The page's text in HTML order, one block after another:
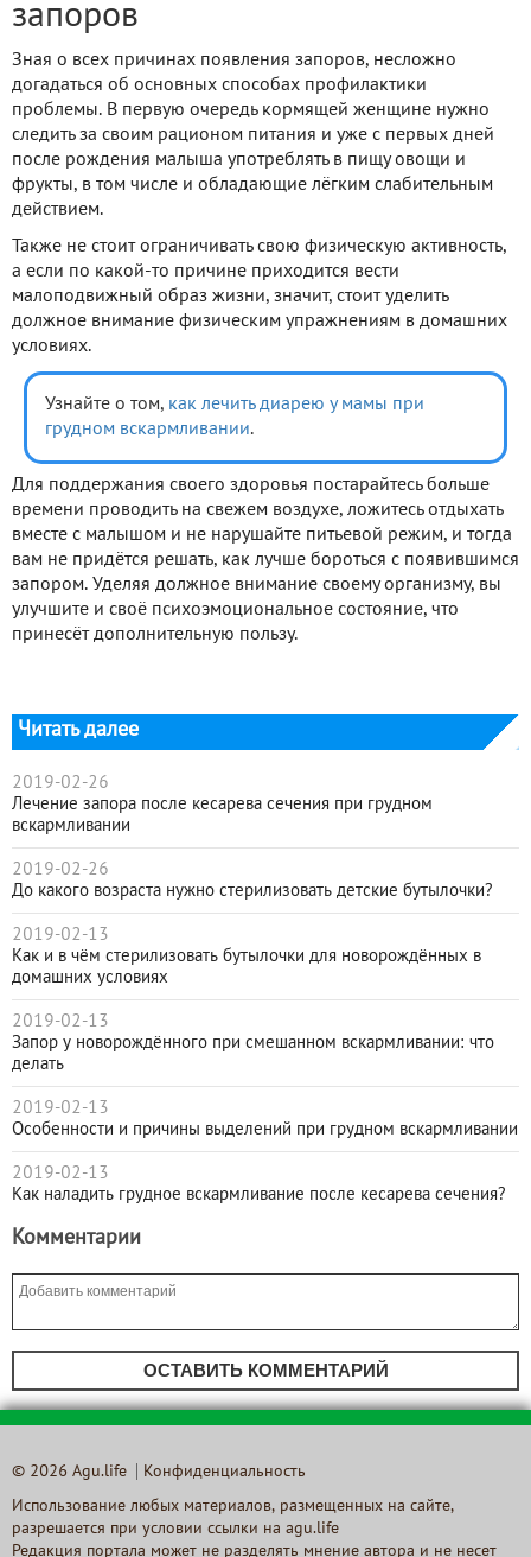
запоров
Зная о всех причинах появления запоров, несложно
догадаться об основных способах профилактики
проблемы. В первую очередь кормящей женщине нужно
следить за своим рационом питания и уже с первых дней
после рождения малыша употреблять в пищу овощи и
фрукты, в том числе и обладающие лёгким слабительным
действием.
Также не стоит ограничивать свою физическую активность,
а если по какой-то причине приходится вести
малоподвижный образ жизни, значит, стоит уделить
должное внимание физическим упражнениям в домашних
условиях.
Узнайте о том, как лечить диарею у мамы при
грудном вскармливании.
Для поддержания своего здоровья постарайтесь больше
времени проводить на свежем воздухе, ложитесь отдыхать
вместе с малышом и не нарушайте питьевой режим, и тогда
вам не придётся решать, как лучше бороться с появившимся
запором. Уделяя должное внимание своему организму, вы
улучшите и своё психоэмоциональное состояние, что
принесёт дополнительную пользу.
Читать далее
2019-02-26
Лечение запора после кесарева сечения при грудном
вскармливании
2019-02-26
До какого возраста нужно стерилизовать детские бутылочки?
2019-02-13
Как и в чём стерилизовать бутылочки для новорождённых в
домашних условиях
2019-02-13
Запор у новорождённого при смешанном вскармливании: что
делать
2019-02-13
Особенности и причины выделений при грудном вскармливании
2019-02-13
Как наладить грудное вскармливание после кесарева сечения?
Комментарии
ОСТАВИТЬ КОММЕНТАРИЙ
© 2026 Agu.life Конфиденциальность
Использование любых материалов, размещенных на сайте,
разрешается при условии ссылки на agu.life
Редакция портала может не разделять мнение автора и не несет